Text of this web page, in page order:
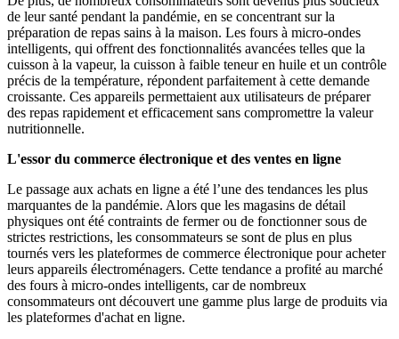
de leur santé pendant la pandémie, en se concentrant sur la
préparation de repas sains à la maison. Les fours à micro-ondes
intelligents, qui offrent des fonctionnalités avancées telles que la
cuisson à la vapeur, la cuisson à faible teneur en huile et un contrôle
précis de la température, répondent parfaitement à cette demande
croissante. Ces appareils permettaient aux utilisateurs de préparer
des repas rapidement et efficacement sans compromettre la valeur
nutritionnelle.
L'essor du commerce électronique et des ventes en ligne
Le passage aux achats en ligne a été l’une des tendances les plus
marquantes de la pandémie. Alors que les magasins de détail
physiques ont été contraints de fermer ou de fonctionner sous de
strictes restrictions, les consommateurs se sont de plus en plus
tournés vers les plateformes de commerce électronique pour acheter
leurs appareils électroménagers. Cette tendance a profité au marché
des fours à micro-ondes intelligents, car de nombreux
consommateurs ont découvert une gamme plus large de produits via
les plateformes d'achat en ligne.